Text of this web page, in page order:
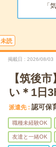
「
未読
掲載日 2026/08/03
【筑後
い＊1日
派遣先 認可保
職種未経験OK
友達と一緒OK